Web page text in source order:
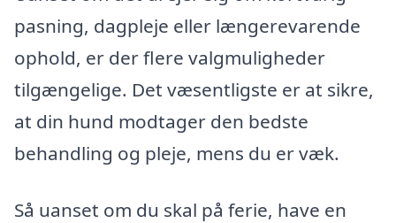
pasning, dagpleje eller længerevarende
ophold, er der flere valgmuligheder
tilgængelige. Det væsentligste er at sikre,
at din hund modtager den bedste
behandling og pleje, mens du er væk.
Så uanset om du skal på ferie, have en